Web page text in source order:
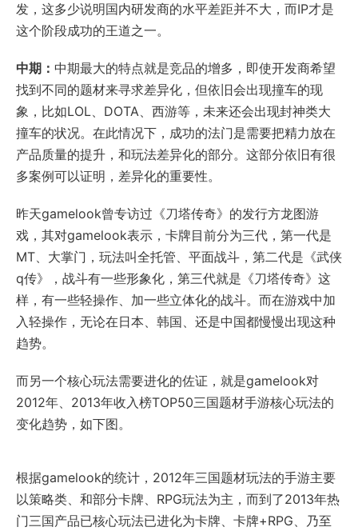
发，这多少说明国内研发商的水平差距并不大，而IP才是
这个阶段成功的王道之一。
中期： 中期最大的特点就是竞品的增多，即使开发商希望
找到不同的题材来寻求差异化，但依旧会出现撞车的现
象，比如LOL、DOTA、西游等，未来还会出现封神类大
撞车的状况。在此情况下，成功的法门是需要把精力放在
产品质量的提升，和玩法差异化的部分。这部分依旧有很
多案例可以证明，差异化的重要性。
昨天gamelook曾专访过《刀塔传奇》的发行方龙图游
戏，其对gamelook表示，卡牌目前分为三代，第一代是
MT、大掌门，玩法叫全托管、平面战斗，第二代是《武侠
q传》，战斗有一些形象化，第三代就是《刀塔传奇》这
样，有一些轻操作、加一些立体化的战斗。而在游戏中加
入轻操作，无论在日本、韩国、还是中国都慢慢出现这种
趋势。
而另一个核心玩法需要进化的佐证，就是gamelook对
2012年、2013年收入榜TOP50三国题材手游核心玩法的
变化趋势，如下图。
根据gamelook的统计，2012年三国题材玩法的手游主要
以策略类、和部分卡牌、RPG玩法为主，而到了2013年热
门三国产品已核心玩法已进化为卡牌、卡牌+RPG、乃至